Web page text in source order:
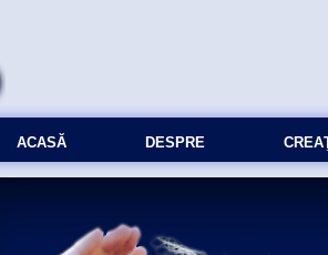
ACASĂ DESPRE